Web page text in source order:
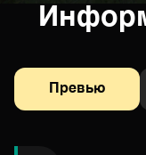
Превью